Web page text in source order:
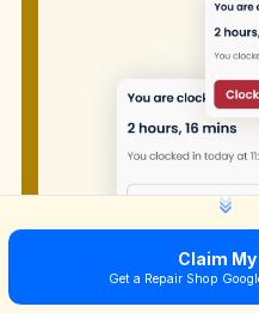
Claim
Get a Repair Shop